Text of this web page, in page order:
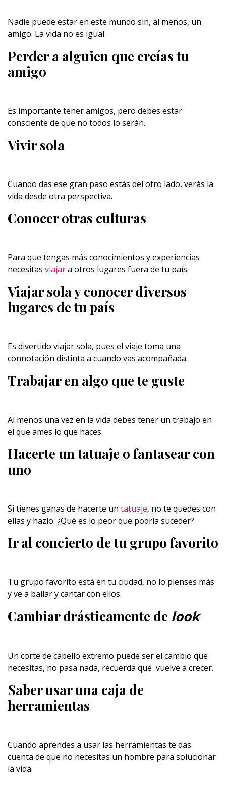
Nadie puede estar en este mundo sin, al menos, un
amigo. La vida no es igual.
Perder a alguien que creías tu
amigo
Es importante tener amigos, pero debes estar
consciente de que no todos lo serán.
Vivir sola
Cuando das ese gran paso estás del otro lado, verás la
vida desde otra perspectiva.
Conocer otras culturas
Para que tengas más conocimientos y experiencias
necesitas viajara otros lugares fuera de tu país.
Viajar sola y conocer diversos
lugares de tu país
Es divertido viajar sola, pues el viaje toma una
connotación distinta a cuando vas acompañada.
Trabajar en algo que te guste
Al menos una vez en la vida debes tener un trabajo en
el que ames lo que haces.
Hacerte un tatuaje o fantasear con
uno
Si tienes ganas de hacerte un tatuaje, no te quedes con
ellas y hazlo. ¿Qué es lo peor que podría suceder?
Ir al concierto de tu grupo favorito
Tu grupo favorito está en tu ciudad, no lo pienses más
y ve a bailar y cantar con ellos.
Cambiar drásticamente de look
Un corte de cabello extremo puede ser el cambio que
necesitas, no pasa nada, recuerda que vuelve a crecer.
Saber usar una caja de
herramientas
Cuando aprendes a usar las herramientas te das
cuenta de que no necesitas un hombre para solucionar
la vida.